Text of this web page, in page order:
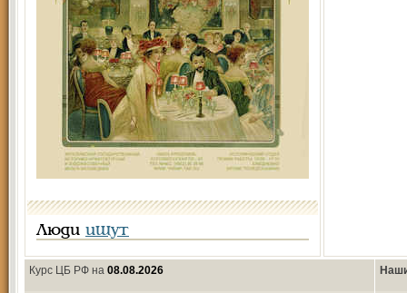
Люди ищут
Курс ЦБ РФ на 08.08.2026